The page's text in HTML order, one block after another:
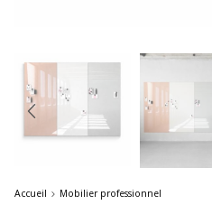
Accueil Mobilier professionnel